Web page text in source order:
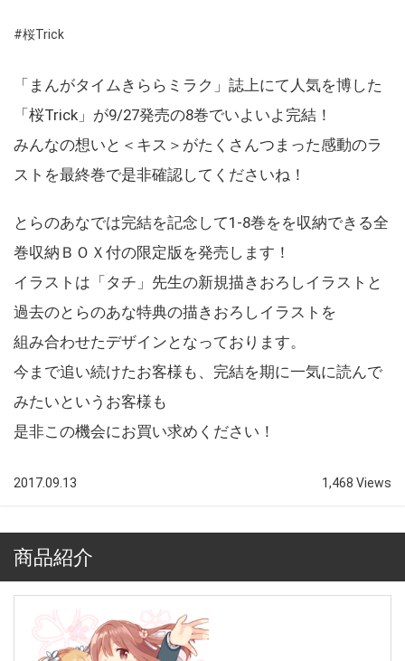
#桜Trick
「まんがタイムきららミラク」誌上にて人気を博した
「桜Trick」が9/27発売の8巻でいよいよ完結！
みんなの想いと＜キス＞がたくさんつまった感動のラ
ストを最終巻で是非確認してくださいね！
とらのあなでは完結を記念して1-8巻をを収納できる全
巻収納ＢＯＸ付の限定版を発売します！
イラストは「タチ」先生の新規描きおろしイラストと
過去のとらのあな特典の描きおろしイラストを
組み合わせたデザインとなっております。
今まで追い続けたお客様も、完結を期に一気に読んで
みたいというお客様も
是非この機会にお買い求めください！
2017.09.13 1,468 Views
商品紹介